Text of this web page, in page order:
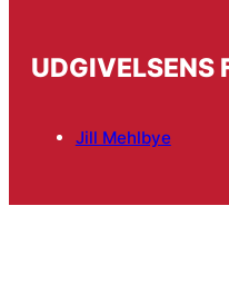
UDGIVELSENS
Jill Mehlbye